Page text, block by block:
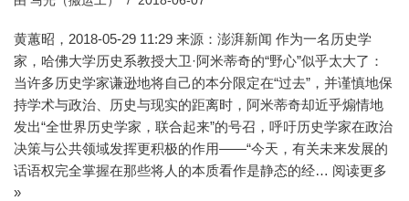
黄蕙昭，2018-05-29 11:29 来源：澎湃新闻 作为一名历史学
家，哈佛大学历史系教授大卫·阿米蒂奇的“野心”似乎太大了：
当许多历史学家谦逊地将自己的本分限定在“过去”，并谨慎地保
持学术与政治、历史与现实的距离时，阿米蒂奇却近乎煽情地
发出“全世界历史学家，联合起来”的号召，呼吁历史学家在政治
决策与公共领域发挥更积极的作用——“今天，有关未来发展的
话语权完全掌握在那些将人的本质看作是静态的经… 阅读更多
»